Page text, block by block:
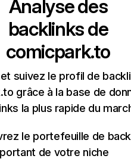
Analyse des
backlinks de
comicpark.to
suivez le profil de
grâce à la base de
la plus rapide du
le portefeuille de
de votre niche